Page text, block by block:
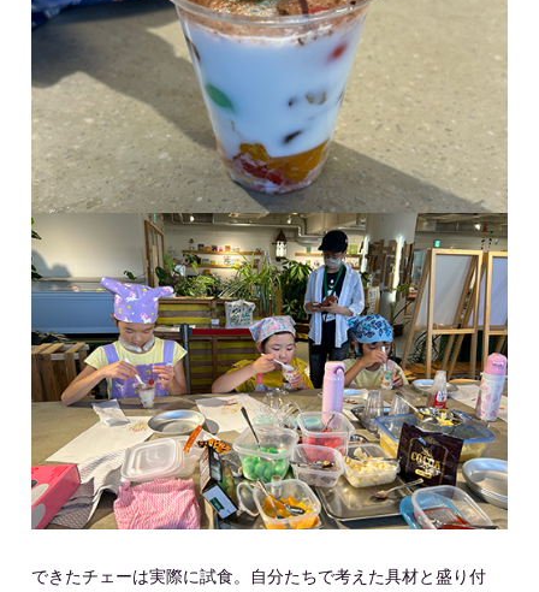
できたチェーは実際に試食。自分たちで考えた具材と盛り付